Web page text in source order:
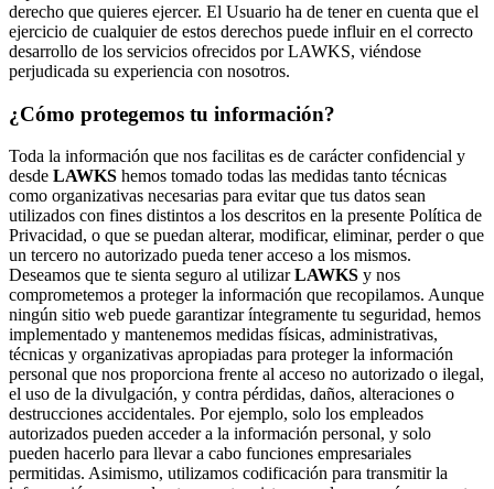
derecho que quieres ejercer. El Usuario ha de tener en cuenta que el
ejercicio de cualquier de estos derechos puede influir en el correcto
desarrollo de los servicios ofrecidos por LAWKS, viéndose
perjudicada su experiencia con nosotros.
¿Cómo protegemos tu información?
Toda la información que nos facilitas es de carácter confidencial y
desde LAWKS hemos tomado todas las medidas tanto técnicas
como organizativas necesarias para evitar que tus datos sean
utilizados con fines distintos a los descritos en la presente Política de
Privacidad, o que se puedan alterar, modificar, eliminar, perder o que
un tercero no autorizado pueda tener acceso a los mismos.
Deseamos que te sienta seguro al utilizarLAWKS y nos
comprometemos a proteger la información que recopilamos. Aunque
ningún sitio web puede garantizar íntegramente tu seguridad, hemos
implementado y mantenemos medidas físicas, administrativas,
técnicas y organizativas apropiadas para proteger la información
personal que nos proporciona frente al acceso no autorizado o ilegal,
el uso de la divulgación, y contra pérdidas, daños, alteraciones o
destrucciones accidentales. Por ejemplo, solo los empleados
autorizados pueden acceder a la información personal, y solo
pueden hacerlo para llevar a cabo funciones empresariales
permitidas. Asimismo, utilizamos codificación para transmitir la